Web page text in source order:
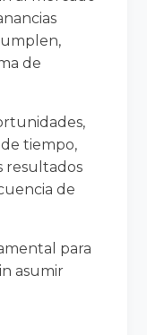
de
tiempo,
resultados
de
para
asumir